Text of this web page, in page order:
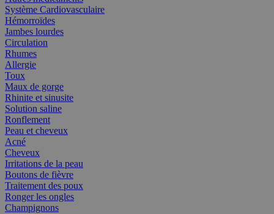
Système Cardiovasculaire
Hémorroïdes
Jambes lourdes
Circulation
Rhumes
Allergie
Toux
Maux de gorge
Rhinite et sinusite
Solution saline
Ronflement
Peau et cheveux
Acné
Cheveux
Irritations de la peau
Boutons de fièvre
Traitement des poux
Ronger les ongles
Champignons